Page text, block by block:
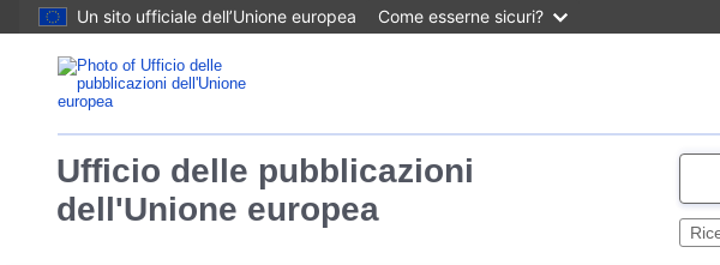
Un sito ufficiale dell’Unione europea Come esserne sicuri?
Ufficio delle pubblicazioni
dell'Unione europea
e